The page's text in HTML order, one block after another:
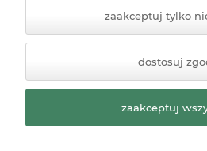
Styl graficzny ShopGadget.pl
Premium
zaakceptuj tylko
dostosuj
zaakceptuj